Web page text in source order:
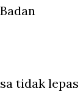
tidak lepas